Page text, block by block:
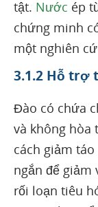
tật. Nước ép
chứng minh
một nghiên
3.1.2 Hỗ trợ
Đào có chứa
và không hòa
cách giảm
ngắn để giảm
rối loạn tiêu